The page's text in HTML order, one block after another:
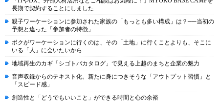
長期で契約することにしました
親子ワーケーションに参加された家族の「もっとも多い構成」は？──当初の
予想と違った「参加者の特徴」
ボクがワーケーションに行くのは、その「土地」に行くことよりも、そこに
いる「人」に会いたいから
地域再生のカギ「シゴトバカタログ」で見える上越のまちと企業の魅力
音声収録からのテキスト化。新たに身につきそうな「アウトプット習慣」と
「スピード感」
創造性と「どうでもいいこと」ができる時間と心の余裕